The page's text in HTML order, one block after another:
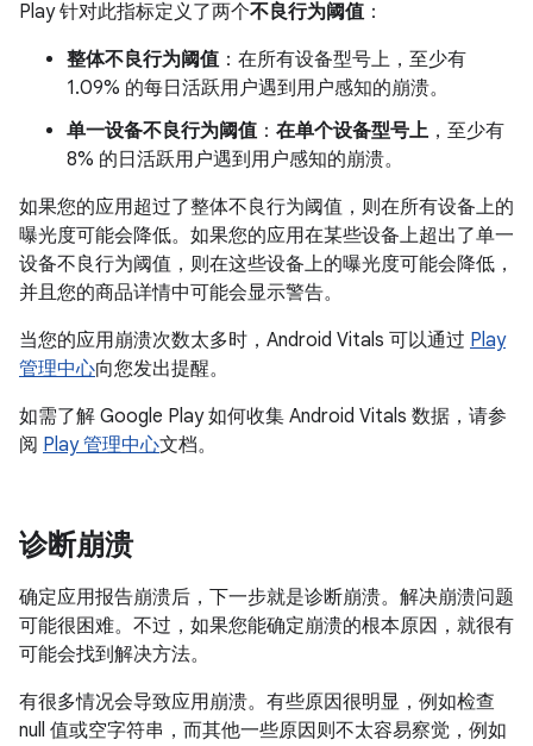
Play 针对此指标定义了两个不良行为阈值：
整体不良行为阈值：在所有设备型号上，至少有
1.09% 的每日活跃用户遇到用户感知的崩溃。
单一设备不良行为阈值： 在单个设备型号上 ，至少有
8% 的日活跃用户遇到用户感知的崩溃。
如果您的应用超过了整体不良行为阈值，则在所有设备上的
曝光度可能会降低。如果您的应用在某些设备上超出了单一
设备不良行为阈值，则在这些设备上的曝光度可能会降低，
并且您的商品详情中可能会显示警告。
当您的应用崩溃次数太多时，Android Vitals 可以通过 Play
管理中心向您发出提醒。
如需了解 Google Play 如何收集 Android Vitals 数据，请参
阅 Play 管理中心文档。
诊断崩溃
确定应用报告崩溃后，下一步就是诊断崩溃。解决崩溃问题
可能很困难。不过，如果您能确定崩溃的根本原因，就很有
可能会找到解决方法。
有很多情况会导致应用崩溃。有些原因很明显，例如检查
null 值或空字符串，而其他一些原因则不太容易察觉，例如